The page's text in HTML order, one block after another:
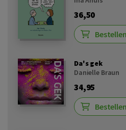
36,50
Bestellen
Da's gek
Danielle Braun
34,95
Bestellen